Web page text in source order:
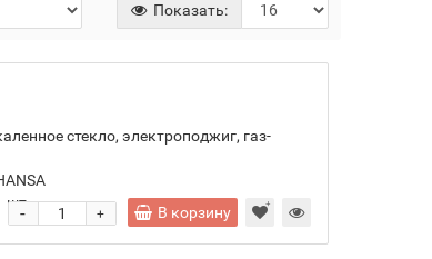
Показать:
стекло, электроподжиг, газ-
шт.
+
- В корзину